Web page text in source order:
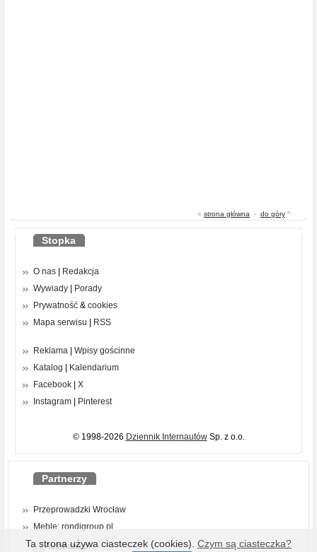
« strona główna - do góry ^
Stopka
O nas
Redakcja
Wywiady
Porady
Prywatność & cookies
Mapa serwisu
RSS
Reklama
Wpisy gościnne
Katalog
Kalendarium
Facebook
X
Instagram
Pinterest
© 1998-2026 Dziennik InternautówSp. z o.o.
Partnerzy
Przeprowadzki Wrocław
Meble: rondigroup.pl
Ta strona używa ciasteczek (cookies). Czym są ciasteczka?